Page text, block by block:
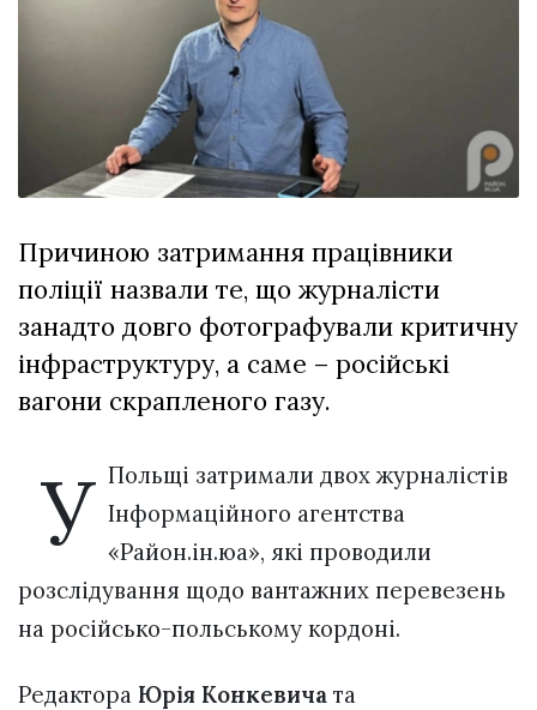
залишив у
Луцьку
три...
27 Липня 2026
701 переглядів
Всі розділи
Персона
Афіша
ZONE 18+
Контакти
Причиною затримання працівники
поліції назвали те, що журналісти
занадто довго фотографували критичну
інфраструктуру, а саме – російські
вагони скрапленого газу.
У Польщі затримали двох журналістів
Інформаційного агентства
«Район.ін.юа», які проводили
розслідування щодо вантажних перевезень
на російсько-польському кордоні.
Редактора Юрія Конкевича та